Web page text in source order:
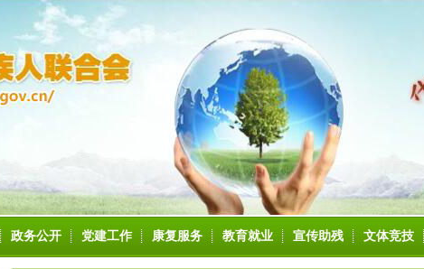
政务公开 党建工作 康复服务 教育就业 宣传助残 文体竞技